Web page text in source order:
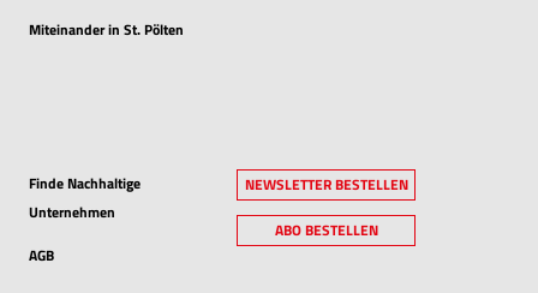
Miteinander in St. Pölten
Finde Nachhaltige
Unternehmen
AGB
NEWSLETTER BESTELLEN
ABO BESTELLEN